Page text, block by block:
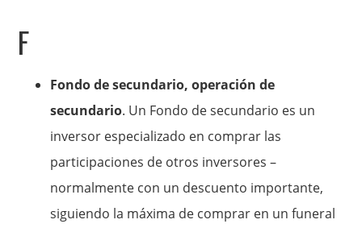
F
Fondo de secundario, operación de
secundario. Un Fondo de secundario es un
inversor especializado en comprar las
participaciones de otros inversores –
normalmente con un descuento importante,
siguiendo la máxima de comprar en un funeral